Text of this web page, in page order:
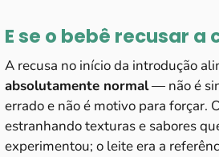
E se o bebê recusar a
A recusa no início da introdução
absolutamente normal— não é
errado e não é motivo para forçar.
estranhando texturas e sabores
experimentou; o leite era a